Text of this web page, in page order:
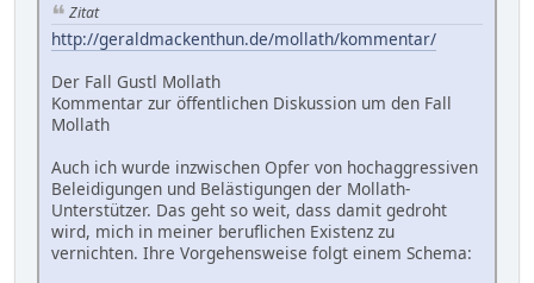
Zitat
http://geraldmackenthun.de/mollath/kommentar/
Der Fall Gustl Mollath
Kommentar zur öffentlichen Diskussion um den Fall
Mollath
Auch ich wurde inzwischen Opfer von hochaggressiven
Beleidigungen und Belästigungen der Mollath-
Unterstützer. Das geht so weit, dass damit gedroht
wird, mich in meiner beruflichen Existenz zu
vernichten. Ihre Vorgehensweise folgt einem Schema: